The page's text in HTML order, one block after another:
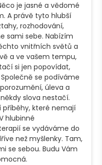
je jasné a vědomé
A právě tyto hlubší
rozhodování,
sami sebe. Nabízím
vnitřních světů a
a ve vašem tempu,
si jen popovídat,
se podíváme
úleva a
slova nestačí.
příběhy, které nemají
hlubinné
se vydáváme do
než myšlenky. Tam,
se sebou. Budu Vám